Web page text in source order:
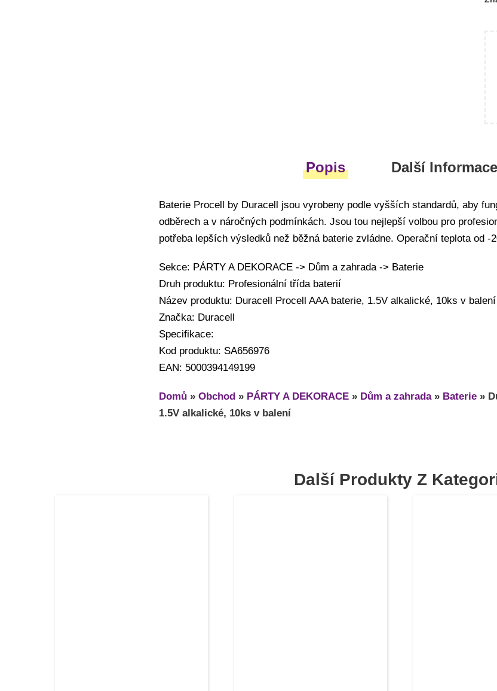
Popis Další Informace
Baterie Procell by Duracell jsou vyrobeny podle vyšších standardů, aby
odběrech a v náročných podmínkách. Jsou tou nejlepší volbou pro
potřeba lepších výsledků než běžná baterie zvládne. Operační teplota od -
Sekce: PÁRTY A DEKORACE -> Dům a zahrada -> Baterie
Druh produktu: Profesionální třída baterií
Název produktu: Duracell Procell AAA baterie, 1.5V alkalické, 10ks v balení
Značka: Duracell
Specifikace:
Kod produktu: SA656976
EAN: 5000394149199
Domů » Obchod » PÁRTY A DEKORACE » Dům a zahrada» Baterie »
1.5V alkalické, 10ks v balení
Další Produkty Z